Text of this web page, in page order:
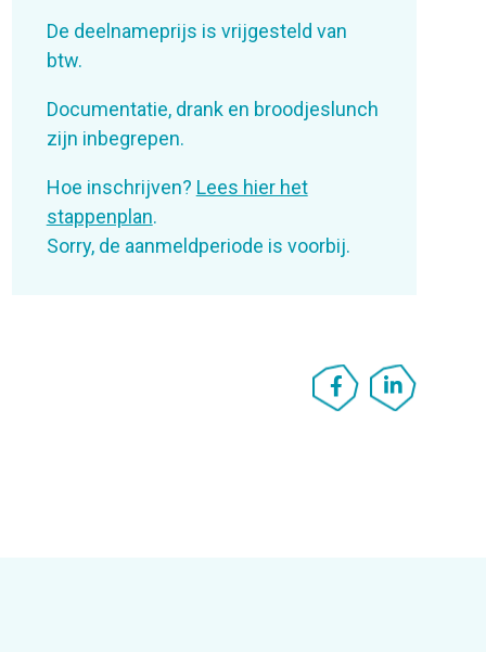
De deelnameprijs is vrijgesteld van
btw.
Documentatie, drank en broodjeslunch
zijn inbegrepen.
Hoe inschrijven? Lees hier het
stappenplan.
Sorry, de aanmeldperiode is voorbij.